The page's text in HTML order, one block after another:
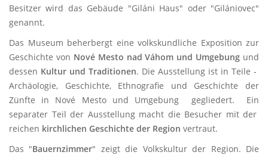
Besitzer wird das Gebäude "Giláni Haus" oder "Gilániovec"
genannt.
Das Museum beherbergt eine volkskundliche Exposition zur
Geschichte von Nové Mesto nad Váhom und Umgebung und
dessen Kultur und Traditionen. Die Ausstellung ist in Teile -
Archäologie, Geschichte, Ethnografie und Geschichte der
Zünfte in Nové Mesto und Umgebung gegliedert. Ein
separater Teil der Ausstellung macht die Besucher mit der
reichen kirchlichen Geschichte der Region vertraut.
Das "Bauernzimmer" zeigt die Volkskultur der Region. Die